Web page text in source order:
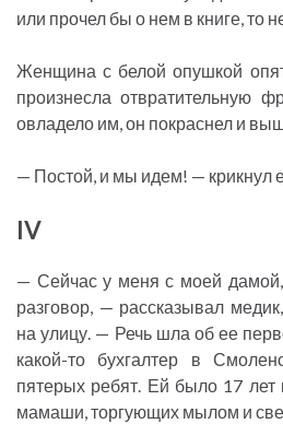
или прочел бы о нем в книге, то
Женщина с белой опушкой
произнесла отвратительную
овладело им, он покраснел и
— Постой, и мы идем! — крикнул
IV
— Сейчас у меня с моей
разговор, — рассказывал
на улицу. — Речь шла об ее
какой-то бухгалтер в
пятерых ребят. Ей было 17
мамаши, торгующих мылом и